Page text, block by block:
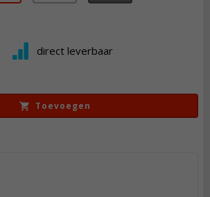
direct leverbaar
Toevoegen